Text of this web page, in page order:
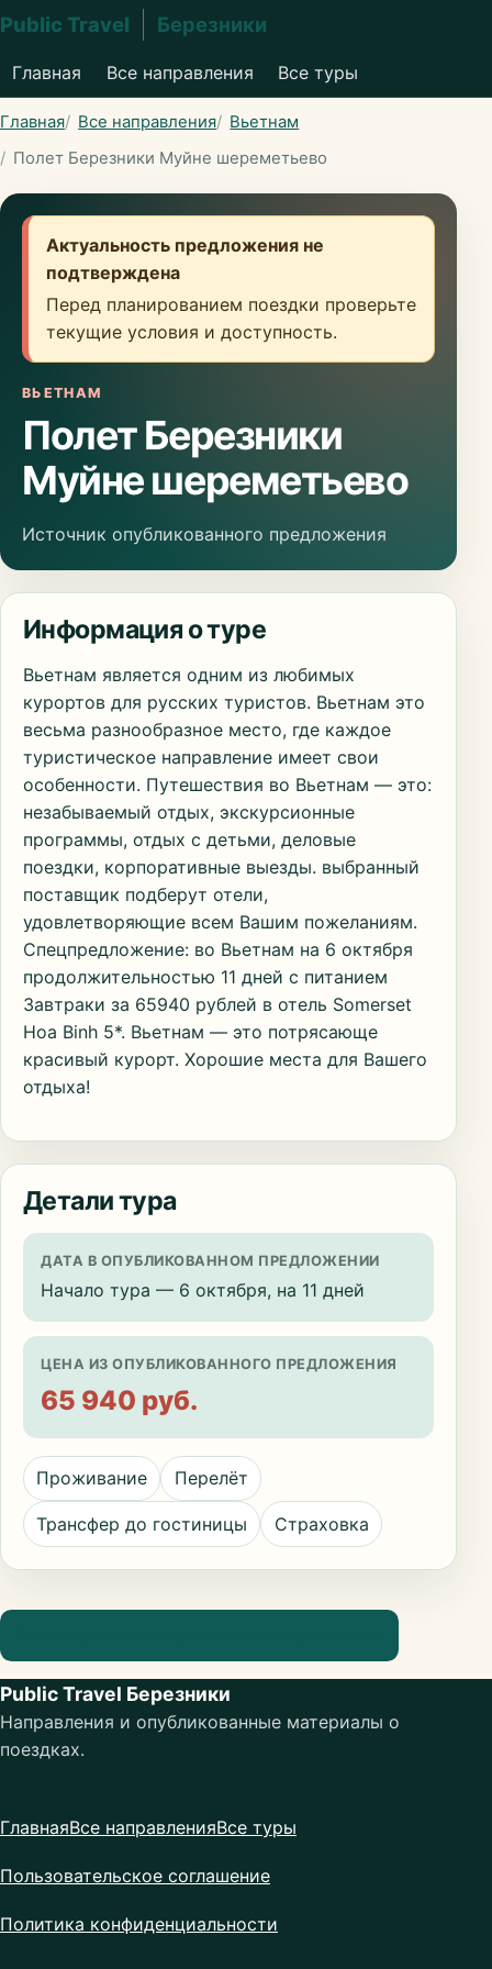
Public Travel Березники
Главная Все направления Все туры
Главная Все направления
Вьетнам
Полет Березники Муйне шереметьево
Актуальность предложения не
подтверждена
Перед планированием поездки проверьте
текущие условия и доступность.
ВЬЕТНАМ
Полет Березники
Муйне шереметьево
Источник опубликованного предложения
Информация о туре
Вьетнам является одним из любимых
курортов для русских туристов. Вьетнам это
весьма разнообразное место, где каждое
туристическое направление имеет свои
особенности. Путешествия во Вьетнам — это:
незабываемый отдых, экскурсионные
программы, отдых с детьми, деловые
поездки, корпоративные выезды. выбранный
поставщик подберут отели,
удовлетворяющие всем Вашим пожеланиям.
Спецпредложение: во Вьетнам на 6 октября
продолжительностью 11 дней с питанием
Завтраки за 65940 рублей в отель Somerset
Hoa Binh 5*. Вьетнам — это потрясающе
красивый курорт. Хорошие места для Вашего
отдыха!
Детали тура
ДАТА В ОПУБЛИКОВАННОМ ПРЕДЛОЖЕНИИ
Начало тура — 6 октября, на 11 дней
ЦЕНА ИЗ ОПУБЛИКОВАННОГО ПРЕДЛОЖЕНИЯ
65 940 руб.
Проживание Перелёт
Трансфер до гостиницы Страховка
Public Travel Березники
Направления и опубликованные материалы о
поездках.
ГлавнаяВсе направленияВсе туры
Пользовательское соглашение
Политика конфиденциальности